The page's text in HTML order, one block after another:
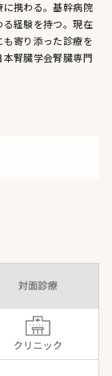
携わる。基幹病院
経験を持つ。現在
寄り添った診療を
腎臓学会腎臓専門